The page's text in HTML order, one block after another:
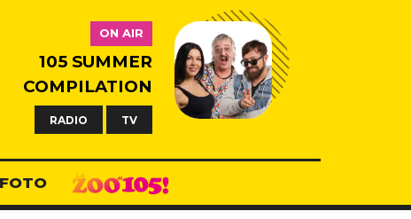
ON AIR
105 SUMMER
COMPILATION
RADIO TV
FOTO